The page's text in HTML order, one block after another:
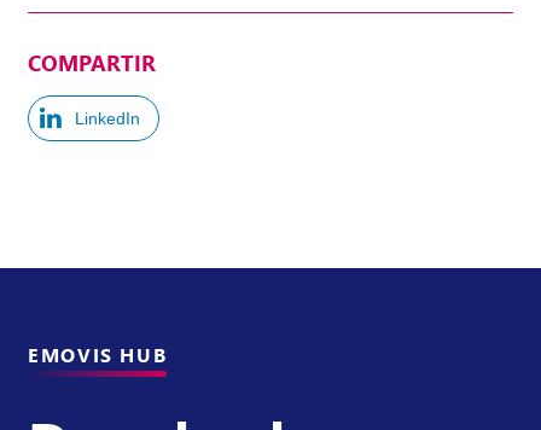
COMPARTIR
LinkedIn
EMOVIS HUB